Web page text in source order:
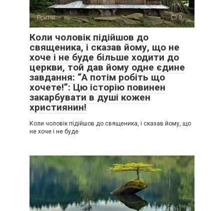
Притчі 0
Коли чоловік підійшов до
священика, і сказав йому, що не
хоче і не буде більше ходити до
церкви, той дав йому одне єдине
завдання: “А потім робіть що
хочете!”: Цю історію повинен
закарбувати в душі кожен
християнин!
Коли чоловік підійшов до священика, і сказав йому, що
не хоче і не буде